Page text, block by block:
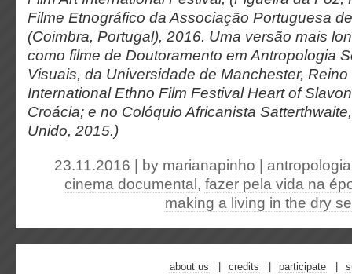
Filme Etnográfico da Associação Portuguesa
(Coimbra, Portugal), 2016. Uma versão mais
como filme de Doutoramento em Antropologia
Visuais, da Universidade de Manchester,
International Ethno Film Festival Heart of
Croácia; e no Colóquio Africanista
Unido, 2015.)
23.11.2016 | by marianapinho antropologia
cinema documental , fazer pela vida na
making a living in the dry
about us credits participate